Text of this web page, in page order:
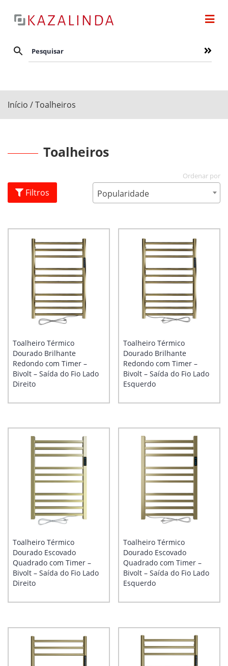
Início / Toalheiros
Toalheiros
Filtros Popularidade
Toalheiro Térmico
Dourado Brilhante
Redondo com Timer –
Bivolt – Saída do Fio Lado
Direito
Toalheiro Térmico
Dourado Brilhante
Redondo com Timer –
Bivolt – Saída do Fio Lado
Esquerdo
Toalheiro Térmico
Dourado Escovado
Quadrado com Timer –
Bivolt – Saída do Fio Lado
Direito
Toalheiro Térmico
Dourado Escovado
Quadrado com Timer –
Bivolt – Saída do Fio Lado
Esquerdo